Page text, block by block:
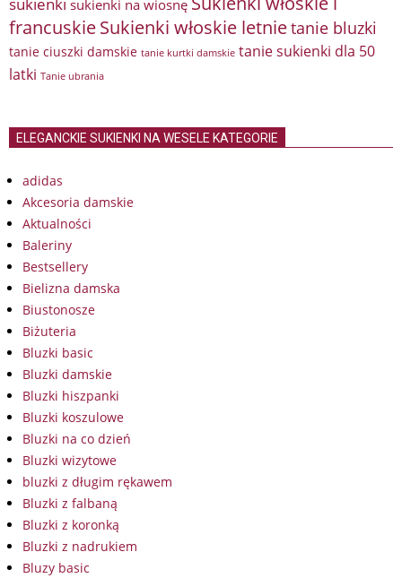
sukienki na wiosnę
francuskieSukienki włoskie letnietanie bluzki
tanie ciuszki damskie tanie kurtki damskie tanie sukienki dla 50
latki Tanie ubrania
ELEGANCKIE SUKIENKI NA WESELE KATEGORIE
adidas
Akcesoria damskie
Aktualności
Baleriny
Bestsellery
Bielizna damska
Biustonosze
Biżuteria
Bluzki basic
Bluzki damskie
Bluzki hiszpanki
Bluzki koszulowe
Bluzki na co dzień
Bluzki wizytowe
bluzki z długim rękawem
Bluzki z falbaną
Bluzki z koronką
Bluzki z nadrukiem
Bluzy basic